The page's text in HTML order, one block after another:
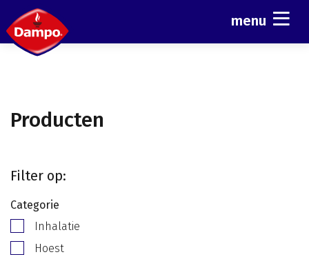
menu
Producten
Filter op:
Categorie
Inhalatie
Hoest